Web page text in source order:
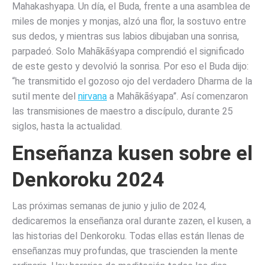
Mahakashyapa. Un día, el Buda, frente a una asamblea de
miles de monjes y monjas, alzó una flor, la sostuvo entre
sus dedos, y mientras sus labios dibujaban una sonrisa,
parpadeó. Solo Mahākāśyapa comprendió el significado
de este gesto y devolvió la sonrisa. Por eso el Buda dijo:
“he transmitido el gozoso ojo del verdadero Dharma de la
sutil mente del nirvana a Mahākāśyapa”. Así comenzaron
las transmisiones de maestro a discípulo, durante 25
siglos, hasta la actualidad.
Enseñanza kusen sobre el
Denkoroku 2024
Las próximas semanas de junio y julio de 2024,
dedicaremos la enseñanza oral durante zazen, el kusen, a
las historias del Denkoroku. Todas ellas están llenas de
enseñanzas muy profundas, que trascienden la mente